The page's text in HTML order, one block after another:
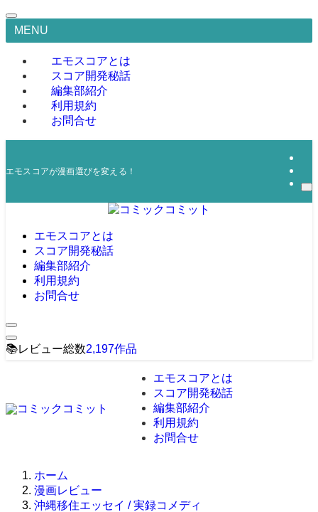
MENU
エモスコアとは
スコア開発秘話
編集部紹介
利用規約
お問合せ
エモスコアが漫画選びを変える！
エモスコアとは
スコア開発秘話
編集部紹介
利用規約
お問合せ
📚レビュー総数2,197作品
エモスコアとは
スコア開発秘話
編集部紹介
利用規約
お問合せ
ホーム
漫画レビュー
沖縄移住エッセイ / 実録コメディ